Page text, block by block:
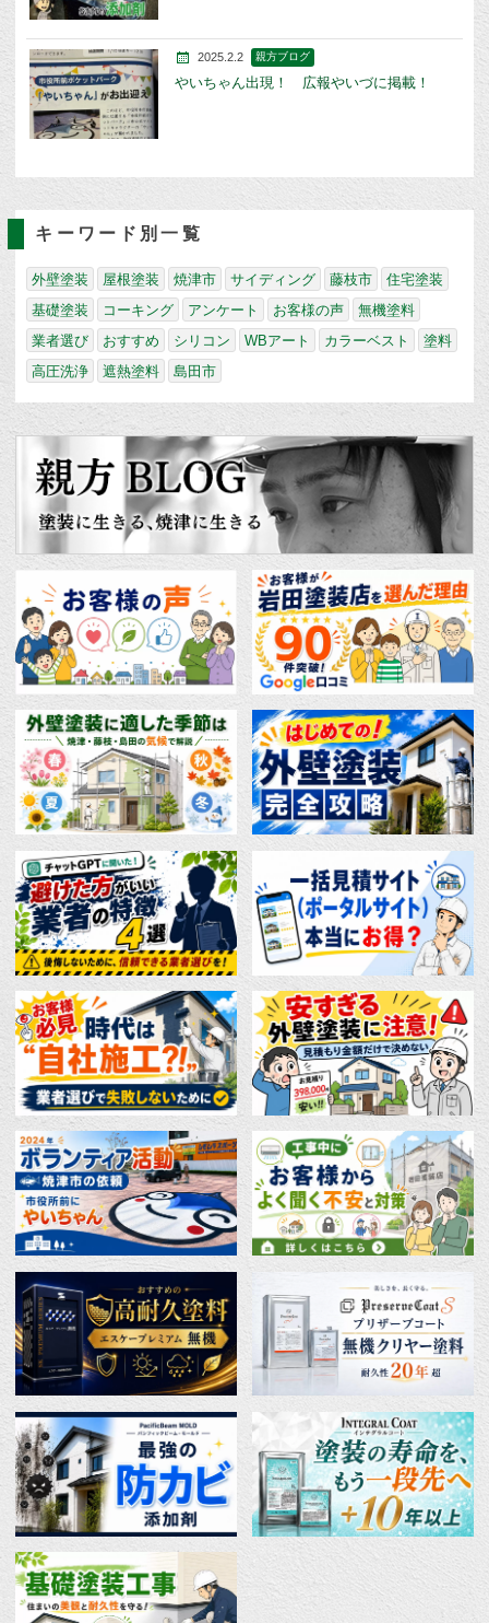
2025.2.2 親方ブログ
やいちゃん出現！ 広報やいづに掲載！
キーワード別一覧
外壁塗装 屋根塗装 焼津市 サイディング 藤枝市
住宅塗装
基礎塗装
コーキング アンケート お客様の声
無機塗料
業者選び
おすすめ シリコン WBアート カラーベスト
塗料
高圧洗浄
遮熱塗料 島田市